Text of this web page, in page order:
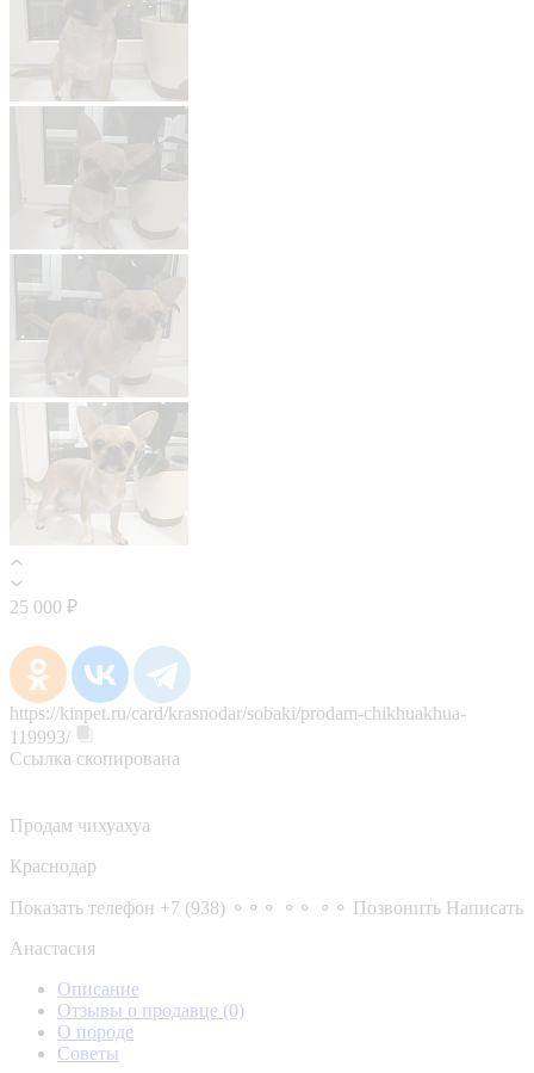
25 000 ₽
https://kinpet.ru/card/krasnodar/sobaki/prodam-chikhuakhua-
119993/
Ссылка скопирована
Продам чихуахуа
Краснодар
Показать телефон +7 (938) ⚬⚬⚬ ⚬⚬ ⚬⚬ Позвонить Написать
Анастасия
Описание
Отзывы о продавце (0)
О породе
Советы